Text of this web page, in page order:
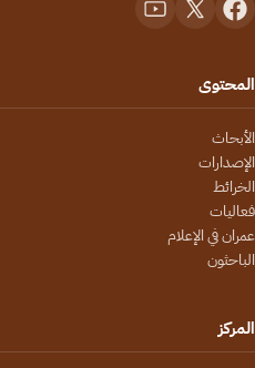
المحتوى
الأبحاث
الإصدارات
الخرائط
فعاليات
عمران في الإعلام
الباحثون
المركز